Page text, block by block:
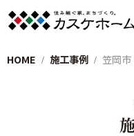
HOME 施工事例